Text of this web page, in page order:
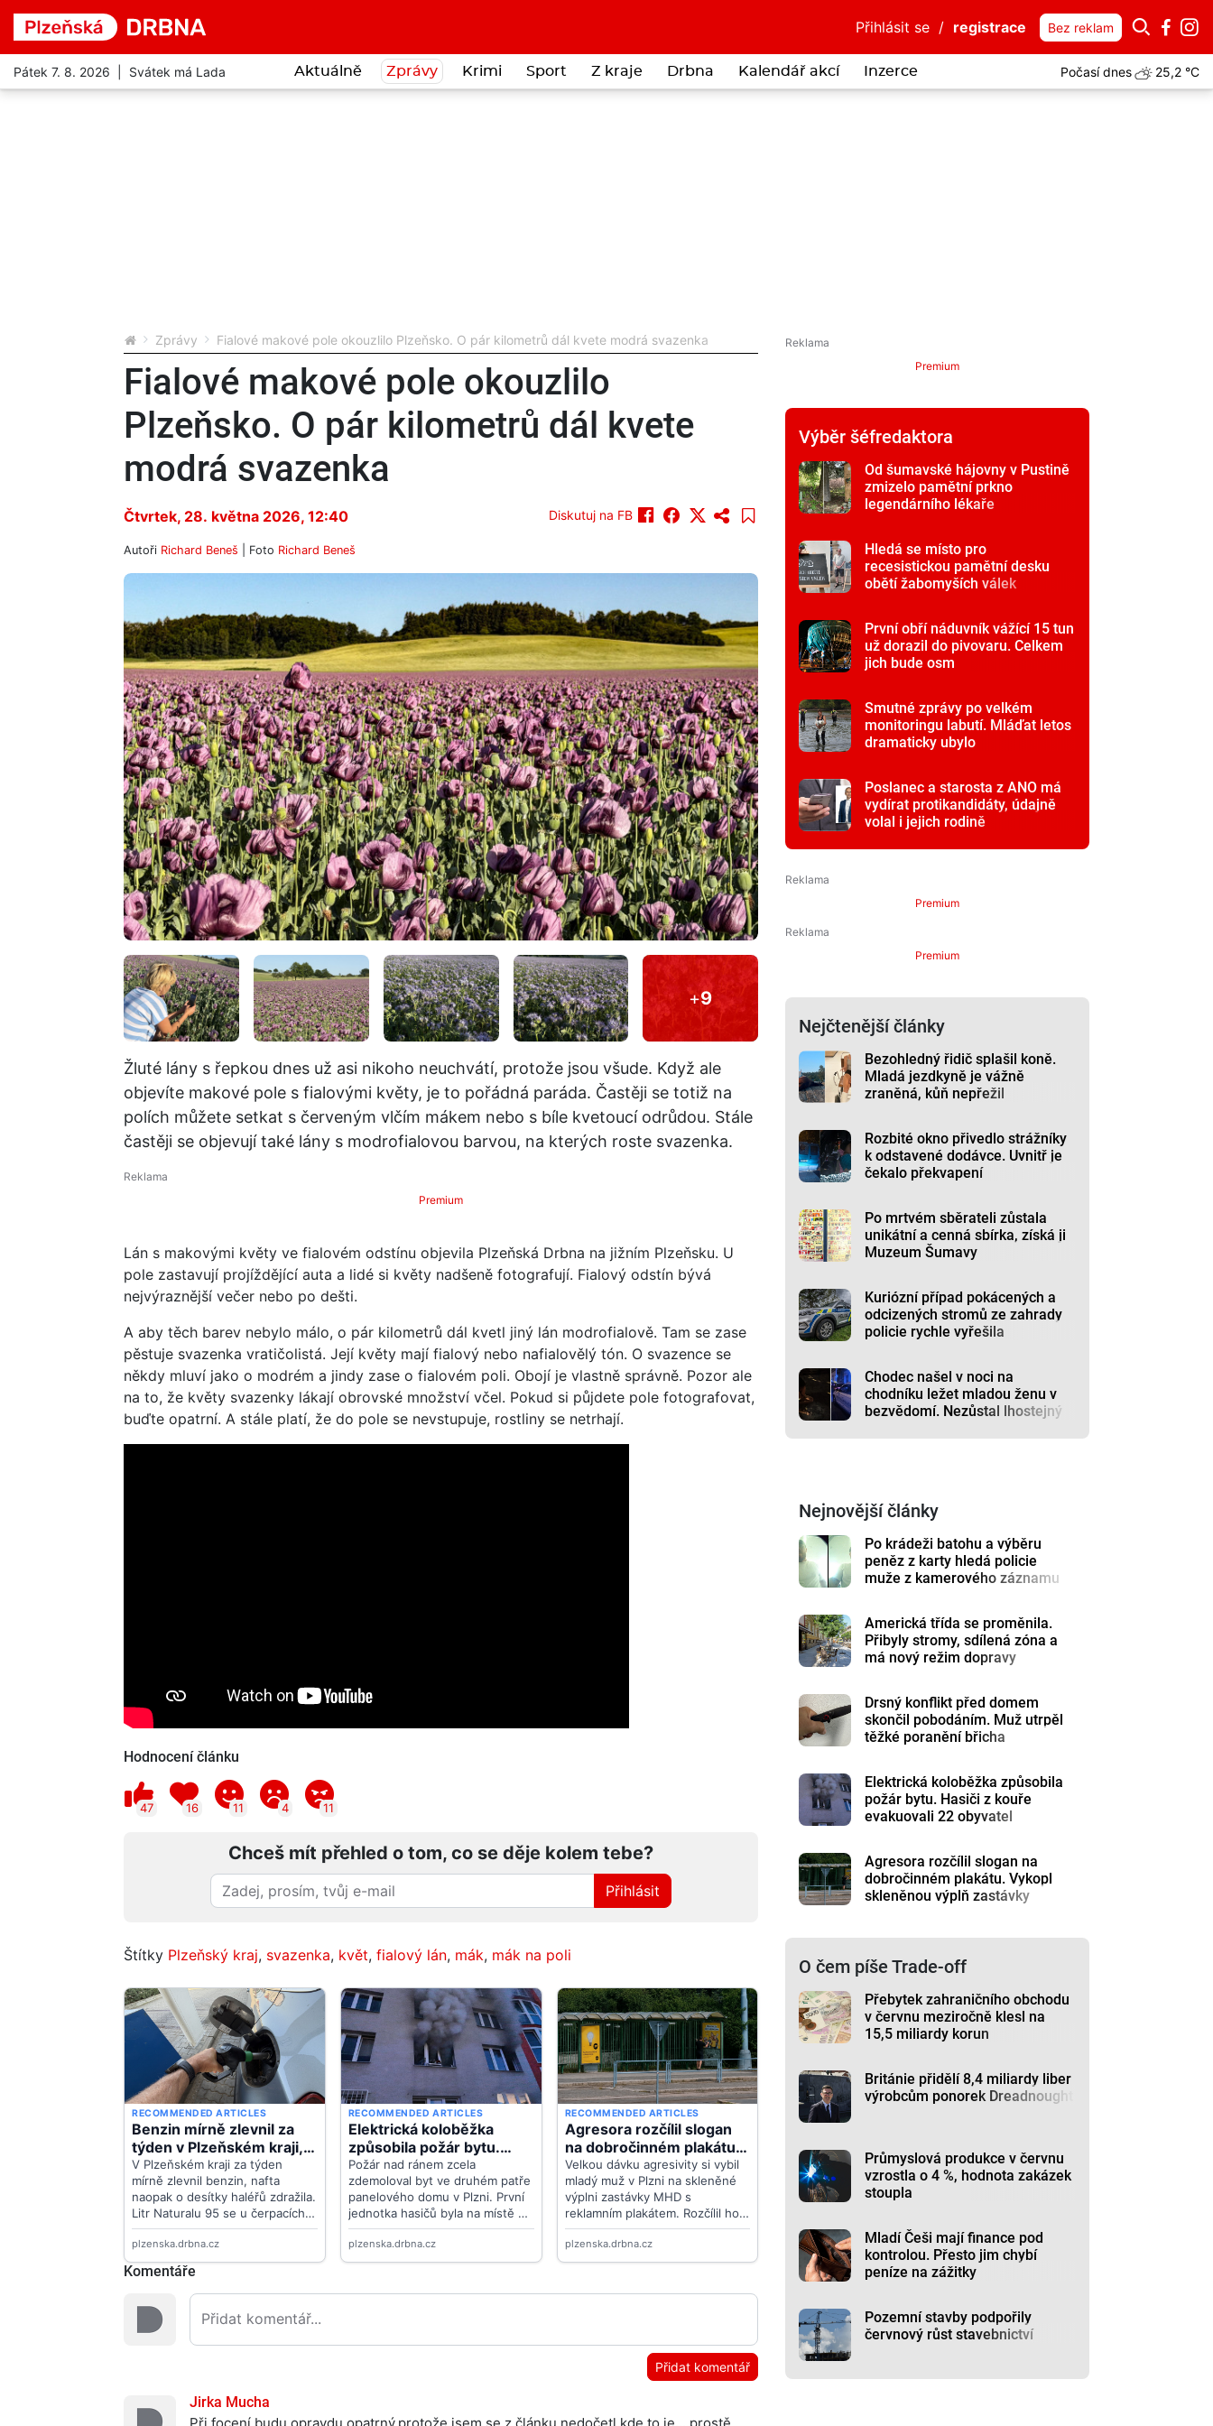
Přihlásit se / registrace Bez reklam
Pátek 7. 8. 2026 | Svátek má Lada Aktuálně Zprávy Krimi Sport Z kraje Drbna Kalendář akcí Inzerce Počasí dnes 25,2 °C
Zprávy Fialové makové pole okouzlilo Plzeňsko. O pár kilometrů dál kvete modrá svazenka
Fialové makové pole okouzlilo
Plzeňsko. O pár kilometrů dál kvete
modrá svazenka
Čtvrtek, 28. května 2026, 12:40 Diskutuj na FB
Autoři Richard Beneš | Foto Richard Beneš
+9
Žluté lány s řepkou dnes už asi nikoho neuchvátí, protože jsou všude. Když ale
objevíte makové pole s fialovými květy, je to pořádná paráda. Častěji se totiž na
polích můžete setkat s červeným vlčím mákem nebo s bíle kvetoucí odrůdou. Stále
častěji se objevují také lány s modrofialovou barvou, na kterých roste svazenka.
Premium
Lán s makovými květy ve fialovém odstínu objevila Plzeňská Drbna na jižním Plzeňsku. U
pole zastavují projíždějící auta a lidé si květy nadšeně fotografují. Fialový odstín bývá
nejvýraznější večer nebo po dešti.
A aby těch barev nebylo málo, o pár kilometrů dál kvetl jiný lán modrofialově. Tam se zase
pěstuje svazenka vratičolistá. Její květy mají fialový nebo nafialovělý tón. O svazence se
někdy mluví jako o modrém a jindy zase o fialovém poli. Obojí je vlastně správně. Pozor ale
na to, že květy svazenky lákají obrovské množství včel. Pokud si půjdete pole fotografovat,
buďte opatrní. A stále platí, že do pole se nevstupuje, rostliny se netrhají.
Hodnocení článku
47 16 11 4 11
Chceš mít přehled o tom, co se děje kolem tebe?
Přihlásit
Štítky Plzeňský kraj, svazenka, květ, fialový lán, mák, mák na poli
Komentáře
Přidat komentář
Jirka Mucha
Premium
Výběr šéfredaktora
Od šumavské hájovny v Pustině
zmizelo pamětní prkno
legendárního lékaře
Hledá se místo pro
recesistickou pamětní desku
obětí žabomyších válek
První obří náduvník vážící 15 tun
už dorazil do pivovaru. Celkem
jich bude osm
Smutné zprávy po velkém
monitoringu labutí. Mláďat letos
dramaticky ubylo
Poslanec a starosta z ANO má
vydírat protikandidáty, údajně
volal i jejich rodině
Premium
Premium
Nejčtenější články
Bezohledný řidič splašil koně.
Mladá jezdkyně je vážně
zraněná, kůň nepřežil
Rozbité okno přivedlo strážníky
k odstavené dodávce. Uvnitř je
čekalo překvapení
Po mrtvém sběrateli zůstala
unikátní a cenná sbírka, získá ji
Muzeum Šumavy
Kuriózní případ pokácených a
odcizených stromů ze zahrady
policie rychle vyřešila
Chodec našel v noci na
chodníku ležet mladou ženu v
bezvědomí. Nezůstal lhostejný
Nejnovější články
Po krádeži batohu a výběru
peněz z karty hledá policie
muže z kamerového záznamu
Americká třída se proměnila.
Přibyly stromy, sdílená zóna a
má nový režim dopravy
Drsný konflikt před domem
skončil pobodáním. Muž utrpěl
těžké poranění břicha
Elektrická koloběžka způsobila
požár bytu. Hasiči z kouře
evakuovali 22 obyvatel
Agresora rozčílil slogan na
dobročinném plakátu. Vykopl
skleněnou výplň zastávky
O čem píše Trade-off
Přebytek zahraničního obchodu
v červnu meziročně klesl na
15,5 miliardy korun
Británie přidělí 8,4 miliardy liber
výrobcům ponorek Dreadnought
Průmyslová produkce v červnu
vzrostla o 4 %, hodnota zakázek
stoupla
Mladí Češi mají finance pod
kontrolou. Přesto jim chybí
peníze na zážitky
Pozemní stavby podpořily
červnový růst stavebnictví